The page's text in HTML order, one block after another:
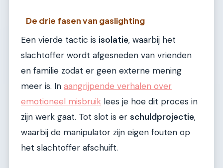
De drie fasen van gaslighting
Een vierde tactic is isolatie, waarbij het
slachtoffer wordt afgesneden van vrienden
en familie zodat er geen externe mening
meer is. In aangrijpende verhalen over
emotioneel misbruik lees je hoe dit proces in
zijn werk gaat. Tot slot is er schuldprojectie,
waarbij de manipulator zijn eigen fouten op
het slachtoffer afschuift.